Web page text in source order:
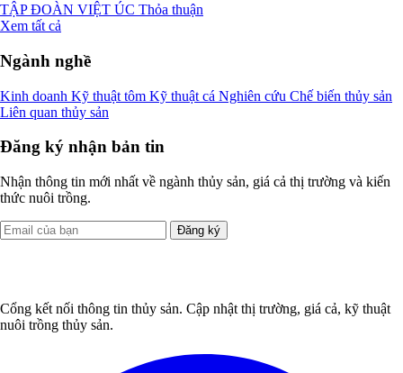
TẬP ĐOÀN VIỆT ÚC Thỏa thuận
Xem tất cả
Ngành nghề
Kinh doanh Kỹ thuật tôm Kỹ thuật cá Nghiên cứu Chế biến thủy sản
Liên quan thủy sản
Đăng ký nhận bản tin
Nhận thông tin mới nhất về ngành thủy sản, giá cả thị trường và kiến
thức nuôi trồng.
Đăng ký
Cổng kết nối thông tin thủy sản. Cập nhật thị trường, giá cả, kỹ thuật
nuôi trồng thủy sản.